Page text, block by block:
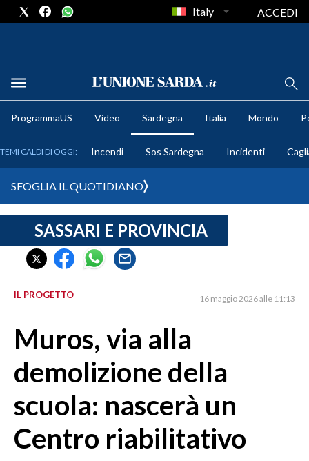
METEO
CRONACA SARDEGNA
CAGLIARI
SULCIS IGLESIENTE
ORISTANO E PROVINCIA
SASSARI E PROVINCIA
GALLURA
NUORO E PROVINCIA
OGLIASTRA
AGENDA
Italy ACCEDI
ProgrammaUS Video Sardegna Italia Mondo
TEMI CALDI DI OGGI: Incendi Sos Sardegna Incidenti
SFOGLIA IL QUOTIDIANO
SASSARI E PROVINCIA
IL PROGETTO 16 maggio 2026 alle 11:13
Muros, via alla
demolizione della
scuola: nascerà un
Centro riabilitativo